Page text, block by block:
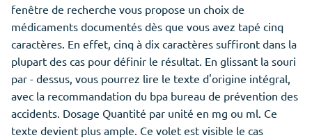
fenêtre de recherche vous propose un choix de
médicaments documentés dès que vous avez tapé cinq
caractères. En effet, cinq à dix caractères suffiront dans la
plupart des cas pour définir le résultat. En glissant la souri
par - dessus, vous pourrez lire le texte d'origine intégral,
avec la recommandation du bpa bureau de prévention des
accidents. Dosage Quantité par unité en mg ou ml. Ce
texte devient plus ample. Ce volet est visible le cas